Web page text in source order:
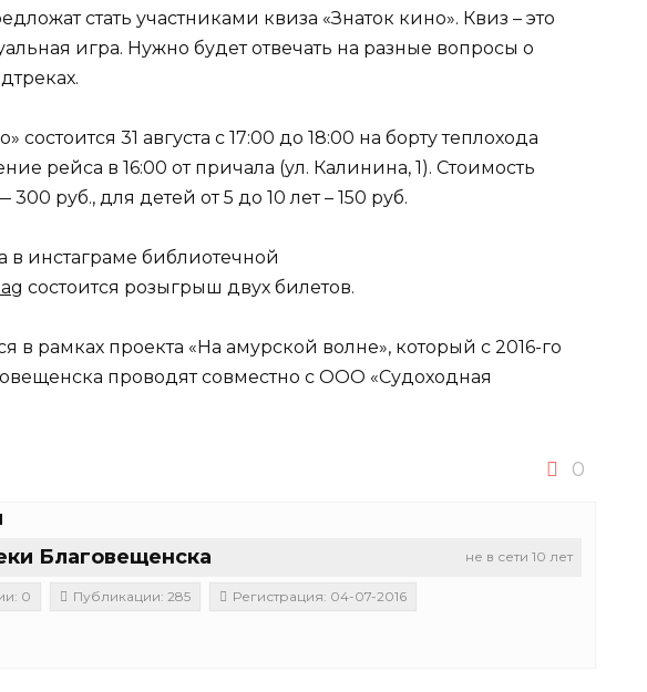
стать участниками квиза «Знаток кино». Квиз – это
игра. Нужно будет отвечать на разные вопросы о
состоится 31 августа с 17:00 до 18:00 на борту теплохода
рейса в 16:00 от причала (ул. Калинина, 1). Стоимость
руб., для детей от 5 до 10 лет – 150 руб.
в инстаграме библиотечной
состоится розыгрыш двух билетов.
в рамках проекта «На амурской волне», который с 2016-го
проводят совместно с ООО «Судоходная
0
не в сети 10 лет
Благовещенска
0 Публикации: 285 Регистрация: 04-07-2016